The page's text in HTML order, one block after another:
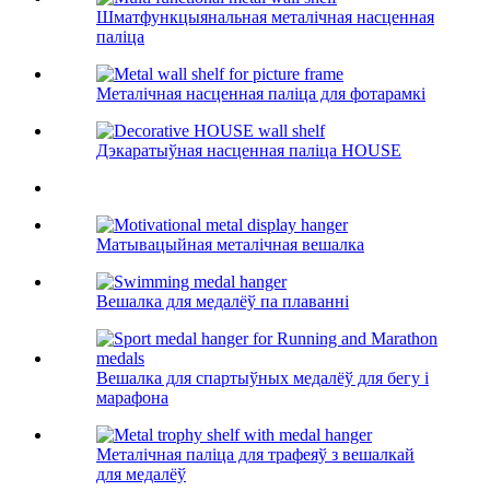
Шматфункцыянальная металічная насценная
паліца
Металічная насценная паліца для фотарамкі
Дэкаратыўная насценная паліца HOUSE
Матывацыйная металічная вешалка
Вешалка для медалёў па плаванні
Вешалка для спартыўных медалёў для бегу і
марафона
Металічная паліца для трафеяў з вешалкай
для медалёў